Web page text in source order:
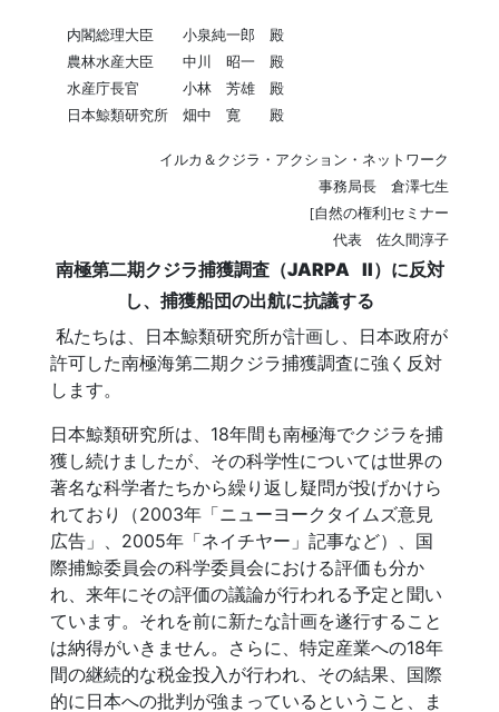
内閣総理大臣 小泉純一郎 殿
農林水産大臣 中川 昭一 殿
水産庁長官 小林 芳雄 殿
日本鯨類研究所 畑中 寛
殿
イルカ＆クジラ・アクション・ネットワーク
事務局長 倉澤七生
[自然の権利]セミナー
代表 佐久間淳子
南極第二期クジラ捕獲調査（JARPA II）に反対
し、捕獲船団の出航に抗議する
私たちは、日本鯨類研究所が計画し、日本政府が
許可した南極海第二期クジラ捕獲調査に強く反対
します。
日本鯨類研究所は、18年間も南極海でクジラを捕
獲し続けましたが、その科学性については世界の
著名な科学者たちから繰り返し疑問が投げかけら
れており（2003年「ニューヨークタイムズ意見
広告」、2005年「ネイチヤー」記事など）、国
際捕鯨委員会の科学委員会における評価も分か
れ、来年にその評価の議論が行われる予定と聞い
ています。それを前に新たな計画を遂行すること
は納得がいきません。さらに、特定産業への18年
間の継続的な税金投入が行われ、その結果、国際
的に日本への批判が強まっているということ、ま